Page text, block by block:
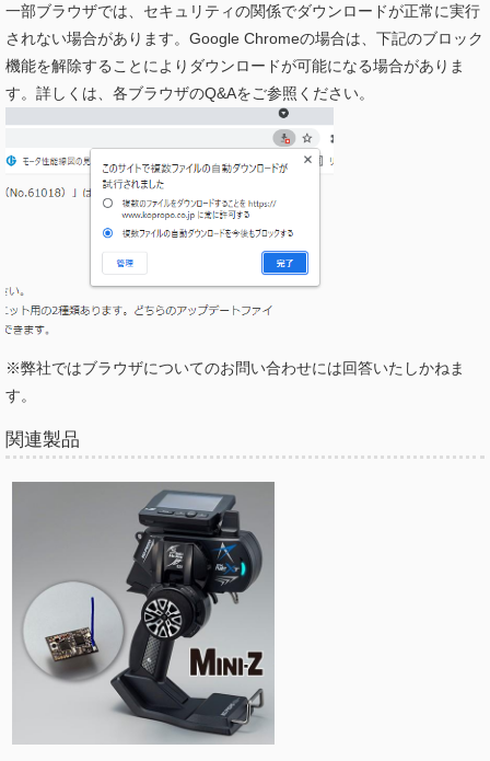
一部ブラウザでは、セキュリティの関係でダウンロードが正常に実行
されない場合があります。Google Chromeの場合は、下記のブロック
機能を解除することによりダウンロードが可能になる場合がありま
す。詳しくは、各ブラウザのQ&Aをご参照ください。
※弊社ではブラウザについてのお問い合わせには回答いたしかねま
す。
関連製品